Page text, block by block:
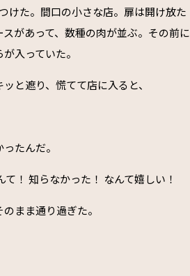
けた。間口の小さな店。扉は開け放た
があって、数種の肉が並ぶ。その前に
入っていた。
と遮り、慌てて店に入ると、
たんだ。
！ 知らなかった！ なんて嬉しい！
まま通り過ぎた。